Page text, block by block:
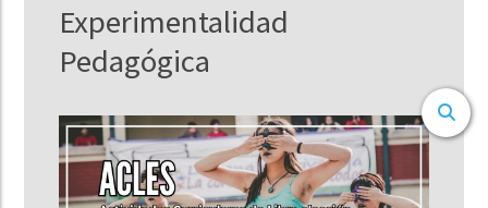
Experimentalidad
Pedagógica